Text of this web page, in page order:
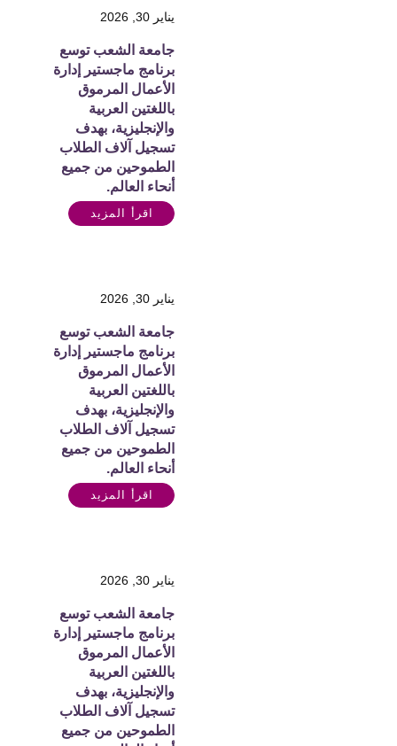
يناير 30, 2026
جامعة الشعب توسع
برنامج ماجستير إدارة
الأعمال المرموق
باللغتين العربية
والإنجليزية، بهدف
تسجيل آلاف الطلاب
الطموحين من جميع
أنحاء العالم.
اقرأ المزيد
يناير 30, 2026
جامعة الشعب توسع
برنامج ماجستير إدارة
الأعمال المرموق
باللغتين العربية
والإنجليزية، بهدف
تسجيل آلاف الطلاب
الطموحين من جميع
أنحاء العالم.
اقرأ المزيد
يناير 30, 2026
جامعة الشعب توسع
برنامج ماجستير إدارة
الأعمال المرموق
باللغتين العربية
والإنجليزية، بهدف
تسجيل آلاف الطلاب
الطموحين من جميع